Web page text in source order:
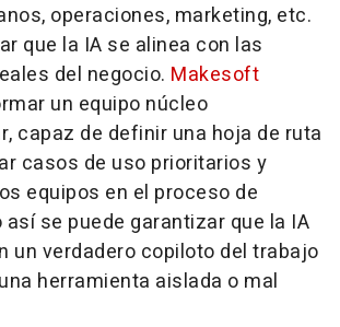
operaciones, marketing, etc.
que la IA se alinea con las
del negocio. Makesoft
un equipo núcleo
capaz de definir una hoja de ruta
casos de uso prioritarios y
equipos en el proceso de
así se puede garantizar que la IA
un verdadero copiloto del trabajo
herramienta aislada o mal